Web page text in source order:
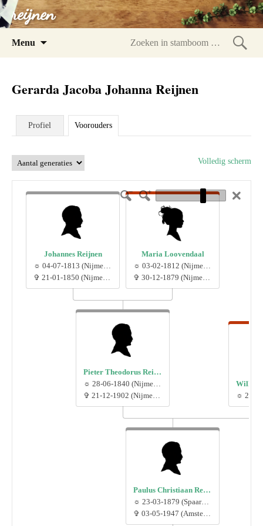
reijnen
Menu
Gerarda Jacoba Johanna Reijnen
Profiel Voorouders
Volledig scherm
Johannes Reijnen
☼ 04-07-1813 (Nijmegen)
✞ 21-01-1850 (Nijmegen)
Maria Loovendaal
☼ 03-02-1812 (Nijmegen)
✞ 30-12-1879 (Nijmegen)
Pieter Theodorus Reijnen
☼ 28-06-1840 (Nijmegen)
✞ 21-12-1902 (Nijmegen)
Paulus Christiaan Reijnen
☼ 23-03-1879 (Spaarnwoude)
✞ 03-05-1947 (Amsterdam)